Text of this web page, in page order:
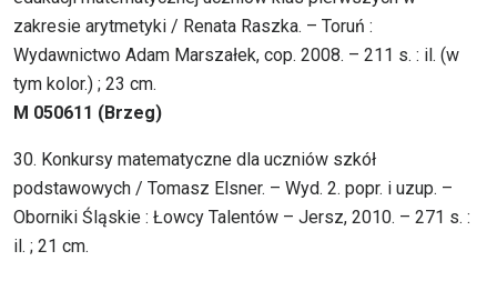
zakresie arytmetyki / Renata Raszka. – Toruń :
Wydawnictwo Adam Marszałek, cop. 2008. – 211 s. : il. (w
tym kolor.) ; 23 cm.
M 050611 (Brzeg)
30. Konkursy matematyczne dla uczniów szkół
podstawowych / Tomasz Elsner. – Wyd. 2. popr. i uzup. –
Oborniki Śląskie : Łowcy Talentów – Jersz, 2010. – 271 s. :
il. ; 21 cm.